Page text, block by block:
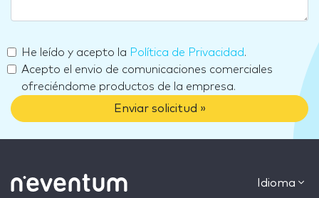
He leído y acepto la Política de Privacidad.
Acepto el envio de comunicaciones comerciales
ofreciéndome productos de la empresa.
Enviar solicitud »
Idioma